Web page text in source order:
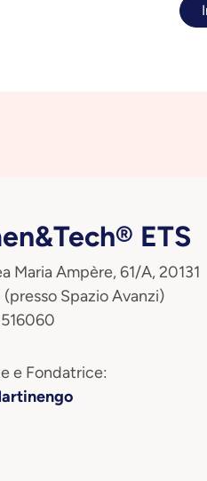
ETS
Maria Ampère, 61/A, 20131
(presso Spazio Avanzi)
e Fondatrice: